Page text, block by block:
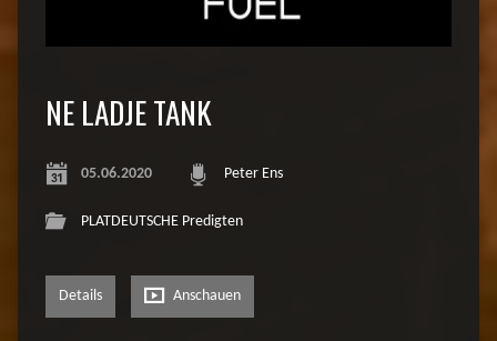
NE LADJE TANK
05.06.2020 Peter Ens
PLATDEUTSCHE Predigten
Details Anschauen